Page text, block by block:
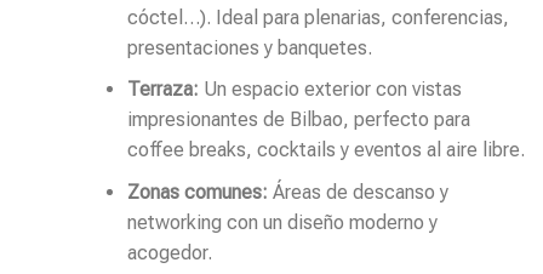
cóctel…). Ideal para plenarias, conferencias,
presentaciones y banquetes.
Terraza: Un espacio exterior con vistas
impresionantes de Bilbao, perfecto para
coffee breaks, cocktails y eventos al aire libre.
Zonas comunes: Áreas de descanso y
networking con un diseño moderno y
acogedor.